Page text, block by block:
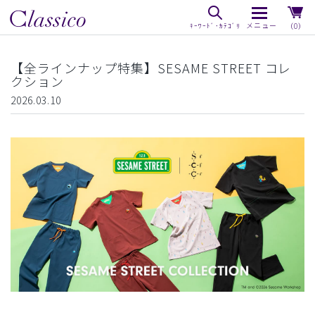
（0）
【全ラインナップ特集】SESAME STREET コレ
クション
2026.03.10